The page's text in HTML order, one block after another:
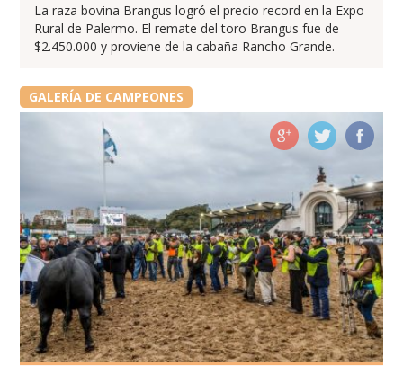
La raza bovina Brangus logró el precio record en la Expo
Rural de Palermo. El remate del toro Brangus fue de
$2.450.000 y proviene de la cabaña Rancho Grande.
GALERÍA DE CAMPEONES